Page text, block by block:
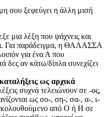
σου ξεφεύγει η άλλη μισή
μια λέξη που ψάχνεις και
Για παράδειγμα, η ΘΑΛΑΣΣΑ
για ένα Α που
δες αν κάτω/δίπλα συνεχίζει
ως αρχικά
συχνά τελειώνουν σε -ος,
ως σο-, ση-, σα-, α-, ι-
από Ο ή Η σε